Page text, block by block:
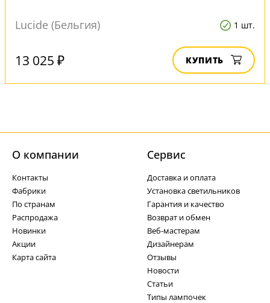
Lucide (Бельгия) 1 шт.
13 025 ₽ КУПИТЬ
О компании
Контакты
Фабрики
По странам
Распродажа
Новинки
Акции
Карта сайта
Cервис
Доставка и оплата
Установка светильников
Гарантия и качество
Возврат и обмен
Веб-мастерам
Дизайнерам
Отзывы
Новости
Статьи
Типы лампочек